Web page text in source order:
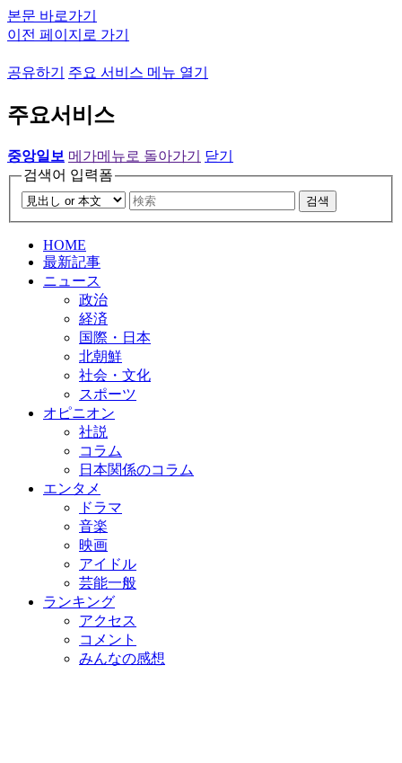
본문 바로가기
이전 페이지로 가기
공유하기 주요 서비스 메뉴 열기
주요서비스
중앙일보 메가메뉴로 돌아가기
닫기
검색어 입력폼
검색
HOME
最新記事
ニュース
政治
経済
国際・日本
北朝鮮
社会・文化
スポーツ
オピニオン
社説
コラム
日本関係のコラム
エンタメ
ドラマ
音楽
映画
アイドル
芸能一般
ランキング
アクセス
コメント
みんなの感想